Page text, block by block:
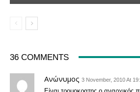
36 COMMENTS
Ανώνυμος 3 November, 2010 At